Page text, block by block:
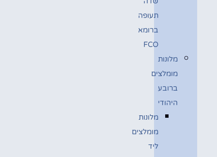
תעופה
ברומא
FCO
מלונות
מומלצים
ברובע
היהודי
מלונות
מומלצים
ליד